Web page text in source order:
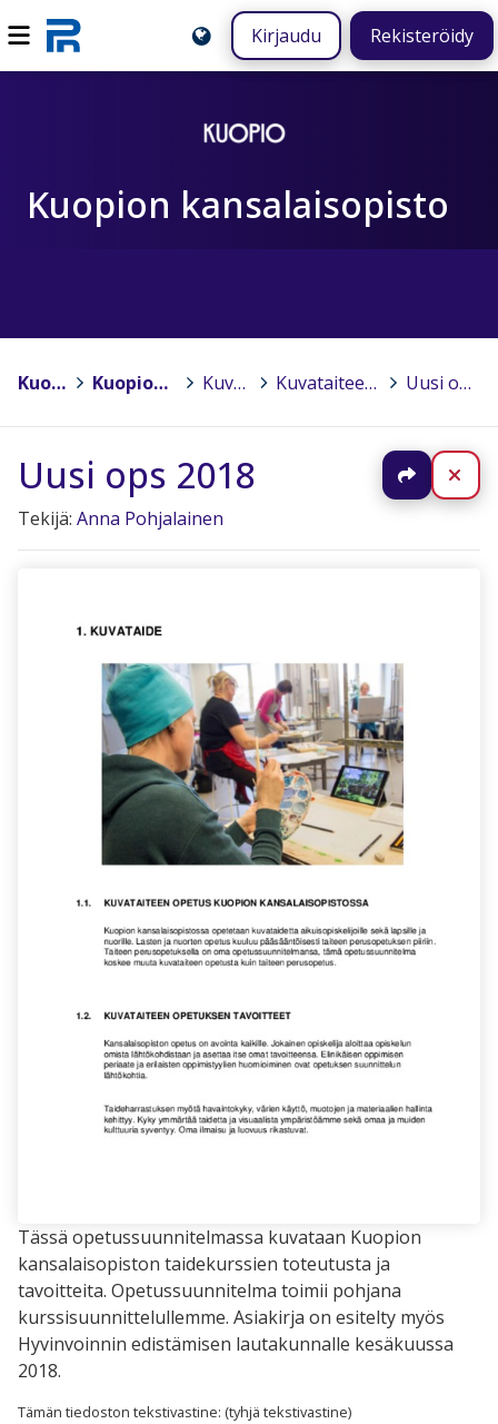
Kirjaudu Rekisteröidy
Kuopion kansalaisopisto
Kuopio Kuopion kansalaisopisto > Kuvataide > Kuvataiteen opetussuunnitelma > Uusi ops 2018
Uusi ops 2018 Jaa
Tekijä: Anna Pohjalainen
Tässä opetussuunnitelmassa kuvataan Kuopion
kansalaisopiston taidekurssien toteutusta ja
tavoitteita. Opetussuunnitelma toimii pohjana
kurssisuunnittelullemme. Asiakirja on esitelty myös
Hyvinvoinnin edistämisen lautakunnalle kesäkuussa
2018.
Tämän tiedoston tekstivastine: (tyhjä tekstivastine)